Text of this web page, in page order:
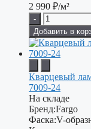
2 990 ₽/м²
-
Добавить в
Кварцевый
7009-24
На складе
Бренд:Fargo
Фаска:V-